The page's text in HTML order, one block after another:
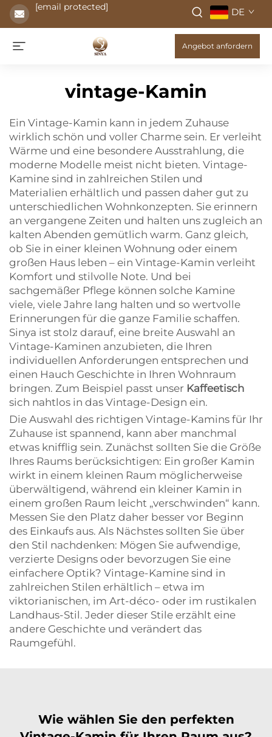
[email protected] DE
Angebot anfordern
vintage-Kamin
Ein Vintage-Kamin kann in jedem Zuhause
wirklich schön und voller Charme sein. Er verleiht
Wärme und eine besondere Ausstrahlung, die
moderne Modelle meist nicht bieten. Vintage-
Kamine sind in zahlreichen Stilen und
Materialien erhältlich und passen daher gut zu
unterschiedlichen Wohnkonzepten. Sie erinnern
an vergangene Zeiten und halten uns zugleich an
kalten Abenden gemütlich warm. Ganz gleich,
ob Sie in einer kleinen Wohnung oder einem
großen Haus leben – ein Vintage-Kamin verleiht
Komfort und stilvolle Note. Und bei
sachgemäßer Pflege können solche Kamine
viele, viele Jahre lang halten und so wertvolle
Erinnerungen für die ganze Familie schaffen.
Sinya ist stolz darauf, eine breite Auswahl an
Vintage-Kaminen anzubieten, die Ihren
individuellen Anforderungen entsprechen und
einen Hauch Geschichte in Ihren Wohnraum
bringen. Zum Beispiel passt unser Kaffeetisch
sich nahtlos in das Vintage-Design ein.
Die Auswahl des richtigen Vintage-Kamins für Ihr
Zuhause ist spannend, kann aber manchmal
etwas knifflig sein. Zunächst sollten Sie die Größe
Ihres Raums berücksichtigen: Ein großer Kamin
wirkt in einem kleinen Raum möglicherweise
überwältigend, während ein kleiner Kamin in
einem großen Raum leicht „verschwinden“ kann.
Messen Sie den Platz daher besser vor Beginn
des Einkaufs aus. Als Nächstes sollten Sie über
den Stil nachdenken: Mögen Sie aufwendige,
verzierte Designs oder bevorzugen Sie eine
einfachere Optik? Vintage-Kamine sind in
zahlreichen Stilen erhältlich – etwa im
viktorianischen, im Art-déco- oder im rustikalen
Landhaus-Stil. Jeder dieser Stile erzählt eine
andere Geschichte und verändert das
Raumgefühl.
Wie wählen Sie den perfekten